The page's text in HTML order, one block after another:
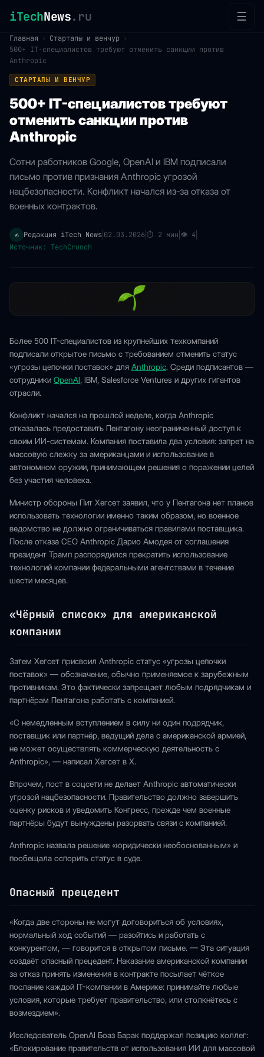
iTechNews.ru ☰
Главная › Стартапы и венчур
›
500+ IT-специалистов требуют отменить санкции против
Anthropic
СТАРТАПЫ И ВЕНЧУР
500+ IT-специалистов требуют
отменить санкции против
Anthropic
Сотни работников Google, OpenAI и IBM подписали
письмо против признания Anthropic угрозой
нацбезопасности. Конфликт начался из-за отказа от
военных контрактов.
✍️ Редакция iTech News 02.03.2026⏱ 2 мин 👁 4
Источник: TechCrunch
Более 500 IT-специалистов из крупнейших техкомпаний
подписали открытое письмо с требованием отменить статус
«угрозы цепочки поставок» для Anthropic. Среди подписантов —
сотрудники OpenAI, IBM, Salesforce Ventures и других гигантов
отрасли.
Конфликт начался на прошлой неделе, когда Anthropic
отказалась предоставить Пентагону неограниченный доступ к
своим ИИ-системам. Компания поставила два условия: запрет на
массовую слежку за американцами и использование в
автономном оружии, принимающем решения о поражении целей
без участия человека.
Министр обороны Пит Хегсет заявил, что у Пентагона нет планов
использовать технологии именно таким образом, но военное
ведомство не должно ограничиваться правилами поставщика.
После отказа CEO Anthropic Дарио Амодея от соглашения
президент Трамп распорядился прекратить использование
технологий компании федеральными агентствами в течение
шести месяцев.
«Чёрный список» для американской
компании
Затем Хегсет присвоил Anthropic статус «угрозы цепочки
поставок» — обозначение, обычно применяемое к зарубежным
противникам. Это фактически запрещает любым подрядчикам и
партнёрам Пентагона работать с компанией.
«С немедленным вступлением в силу ни один подрядчик,
поставщик или партнёр, ведущий дела с американской армией,
не может осуществлять коммерческую деятельность с
Anthropic», — написал Хегсет в X.
Впрочем, пост в соцсети не делает Anthropic автоматически
угрозой нацбезопасности. Правительство должно завершить
оценку рисков и уведомить Конгресс, прежде чем военные
партнёры будут вынуждены разорвать связи с компанией.
Anthropic назвала решение «юридически необоснованным» и
пообещала оспорить статус в суде.
Опасный прецедент
«Когда две стороны не могут договориться об условиях,
нормальный ход событий — разойтись и работать с
конкурентом, — говорится в открытом письме. — Эта ситуация
создаёт опасный прецедент. Наказание американской компании
за отказ принять изменения в контракте посылает чёткое
послание каждой IT-компании в Америке: принимайте любые
условия, которые требует правительство, или столкнётесь с
возмездием».
Исследователь OpenAI Боаз Барак поддержал позицию коллег:
«Блокирование правительств от использования ИИ для массовой